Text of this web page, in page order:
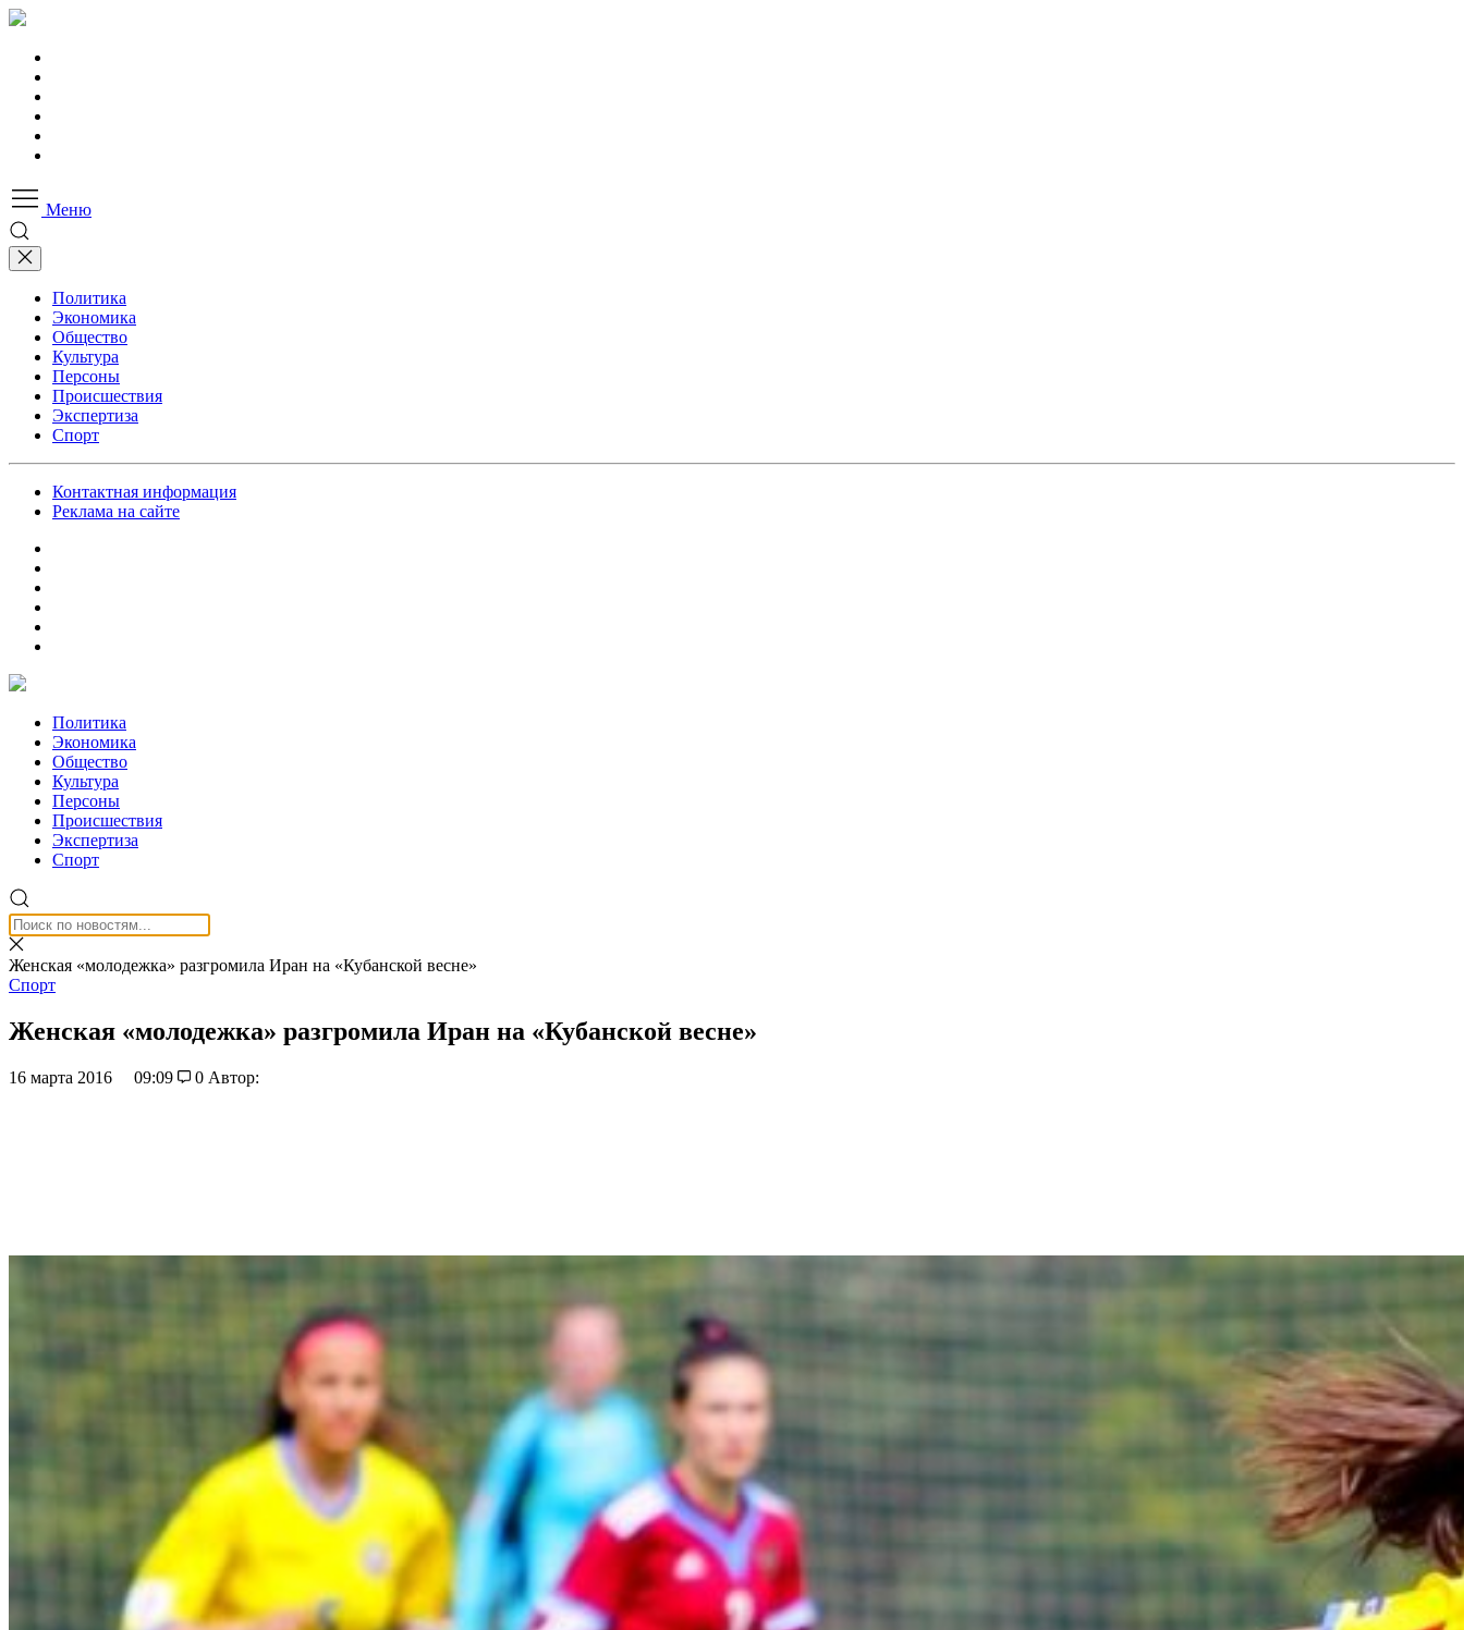
Меню
Политика
Экономика
Общество
Культура
Персоны
Происшествия
Экспертиза
Спорт
Контактная информация
Реклама на сайте
Политика
Экономика
Общество
Культура
Персоны
Происшествия
Экспертиза
Спорт
Женская «молодежка» разгромила Иран на «Кубанской весне»
Спорт
Женская «молодежка» разгромила Иран на «Кубанской весне»
16 марта 2016 09:09 0 Автор: